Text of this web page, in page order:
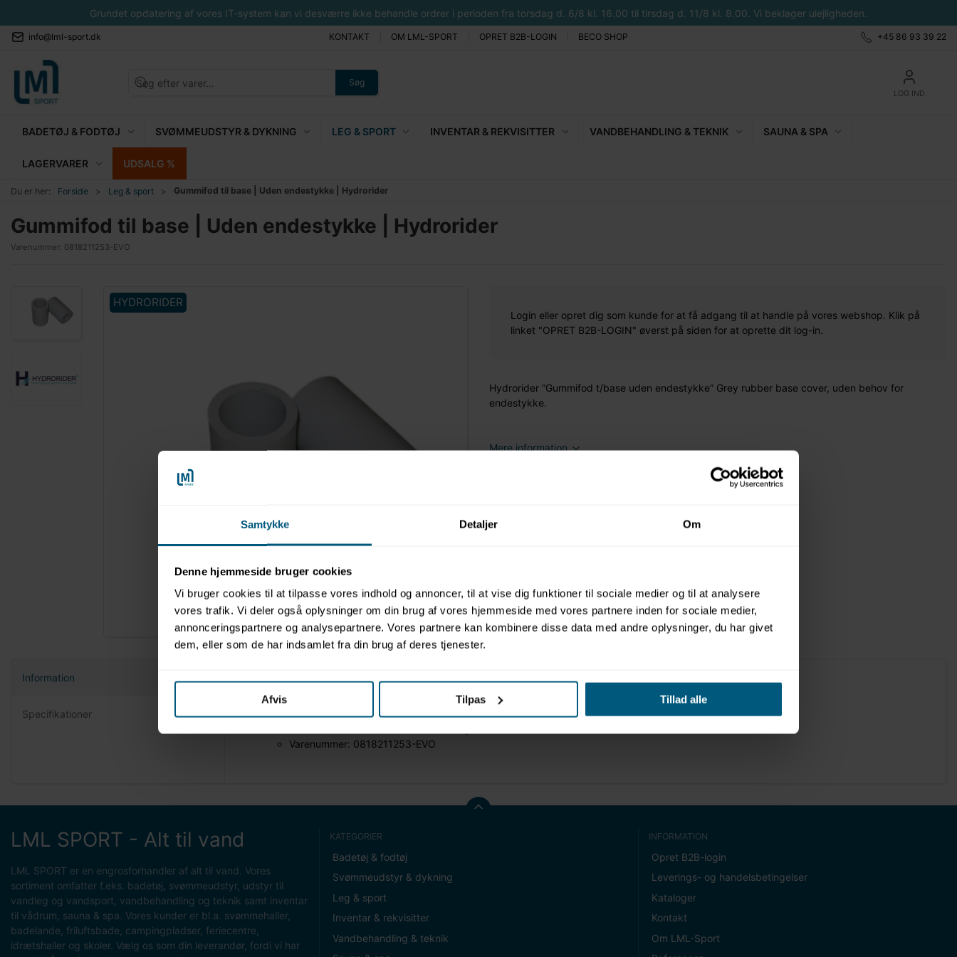
Samtykke Detaljer Om
Denne hjemmeside bruger cookies
Vi bruger cookies til at tilpasse vores indhold og annoncer, til at vise dig funktioner til sociale medier og til at analysere
vores trafik. Vi deler også oplysninger om din brug af vores hjemmeside med vores partnere inden for sociale medier,
annonceringspartnere og analysepartnere. Vores partnere kan kombinere disse data med andre oplysninger, du har givet
dem, eller som de har indsamlet fra din brug af deres tjenester.
Afvis Tilpas Tillad alle
Grundet opdatering af vores IT-system kan vi desværre ikke behandle ordrer i perioden fra torsdag d. 6/8 kl. 16.00 til tirsdag d. 11/8 kl. 8.00. Vi beklager ulejligheden.
info@lml-sport.dk KONTAKT OM LML-SPORT OPRET B2B-LOGIN BECO SHOP +45 86 93 39 22
Søg
LOG IND
BADETØJ & FODTØJ SVØMMEUDSTYR & DYKNING LEG & SPORT INVENTAR & REKVISITTER VANDBEHANDLING & TEKNIK SAUNA & SPA
LAGERVARER UDSALG %
Du er her: Forside Leg & sport Gummifod til base | Uden endestykke | Hydrorider
Gummifod til base | Uden endestykke | Hydrorider
Varenummer: 0818211253-EVO
HYDRORIDER
Forstør
Login eller opret dig som kunde for at få adgang til at handle på vores webshop. Klik på
linket "OPRET B2B-LOGIN" øverst på siden for at oprette dit log-in.
Hydrorider ”Gummifod t/base uden endestykke” Grey rubber base cover, uden behov for
endestykke.
Mere information
Information
Specifikationer
Mærke: Hydrorider
Varenummer: 0818211253-EVO
LML SPORT - Alt til vand
LML SPORT er en engrosforhandler af alt til vand. Vores
sortiment omfatter f.eks. badetøj, svømmeudstyr, udstyr til
vandleg og vandsport, vandbehandling og teknik samt inventar
til vådrum, sauna & spa. Vores kunder er bl.a. svømmehaller,
badelande, friluftsbade, campingpladser, feriecentre,
idrætshaller og skoler. Vælg os som din leverandør, fordi vi har
KATEGORIER
Badetøj & fodtøj
Svømmeudstyr & dykning
Leg & sport
Inventar & rekvisitter
Vandbehandling & teknik
INFORMATION
Opret B2B-login
Leverings- og handelsbetingelser
Kataloger
Kontakt
Om LML-Sport